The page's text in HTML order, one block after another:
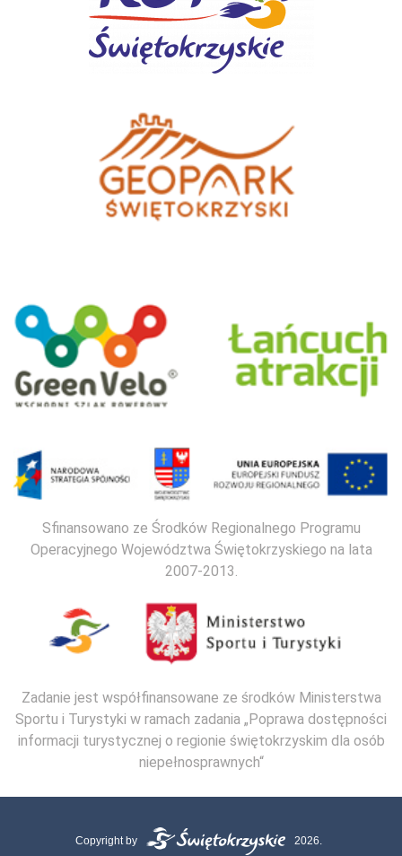
Sfinansowano ze Środków Regionalnego Programu
Operacyjnego Województwa Świętokrzyskiego na lata
2007-2013.
Zadanie jest współfinansowane ze środków Ministerstwa
Sportu i Turystyki w ramach zadania „Poprawa dostępności
informacji turystycznej o regionie świętokrzyskim dla osób
niepełnosprawnych“
Copyright by 2026.